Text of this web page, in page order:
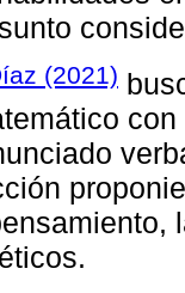
(2021)